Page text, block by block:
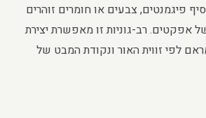
פיגמנטים, צבעים או חומרים זוהרים
אפקטים. רב-גוניות זו מאפשרת יצירת
לפי זווית האור ונקודת המבט של